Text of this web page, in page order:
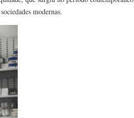
modernas.